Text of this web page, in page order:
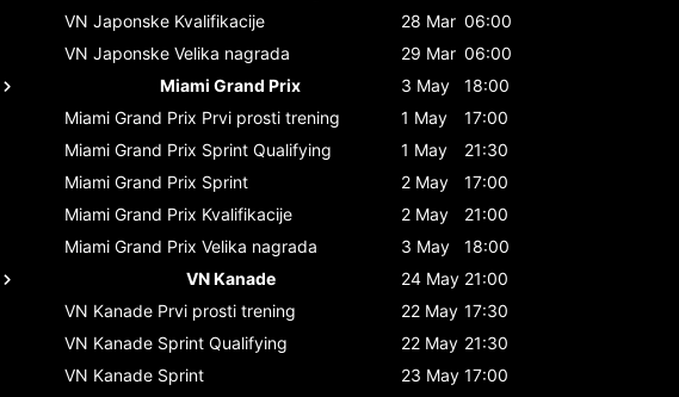
VN Japonske Kvalifikacije 28 Mar 06:00
VN Japonske Velika nagrada 29 Mar 06:00
Miami Grand Prix
3 May
18:00
Miami Grand Prix Prvi prosti trening 1 May
17:00
Miami Grand Prix Sprint Qualifying 1 May
21:30
Miami Grand Prix Sprint 2 May
17:00
Miami Grand Prix Kvalifikacije 2 May
21:00
Miami Grand Prix Velika nagrada 3 May
18:00
VN Kanade
24 May 21:00
VN Kanade Prvi prosti trening 22 May 17:30
VN Kanade Sprint Qualifying 22 May 21:30
VN Kanade Sprint 23 May 17:00